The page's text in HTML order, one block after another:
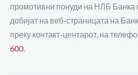
промотивни понуди на НЛБ Банка
добијат на веб-страницата на
преку контакт-центарот, на
600.